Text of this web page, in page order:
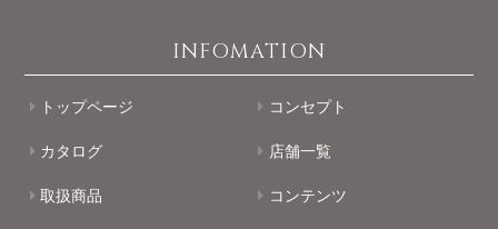
INFOMATION
トップページ コンセプト
カタログ 店舗一覧
取扱商品 コンテンツ